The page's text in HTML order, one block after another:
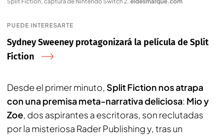
PUEDE INTERESARTE
Sydney Sweeney protagonizará la película de Split
Fiction
Desde el primer minuto, Split Fiction nos atrapa
con una premisa meta-narrativa deliciosa: Mio y
Zoe, dos aspirantes a escritoras, son reclutadas
por la misteriosa Rader Publishing y, tras un